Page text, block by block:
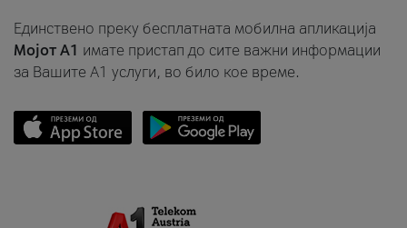
Единствено преку бесплатната мобилна апликација
Мојот A1 имате пристап до сите важни информации
за Вашите A1 услуги, во било кое време.